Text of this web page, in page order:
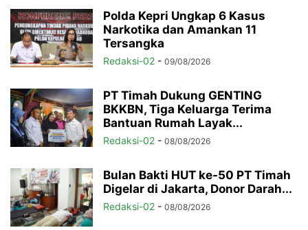
Polda Kepri Ungkap 6 Kasus
Narkotika dan Amankan 11
Tersangka
Redaksi-02 - 09/08/2026
PT Timah Dukung GENTING
BKKBN, Tiga Keluarga Terima
Bantuan Rumah Layak...
Redaksi-02 - 08/08/2026
Bulan Bakti HUT ke-50 PT Timah
Digelar di Jakarta, Donor Darah...
Redaksi-02 - 08/08/2026